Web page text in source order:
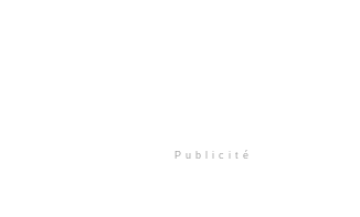
Publicité